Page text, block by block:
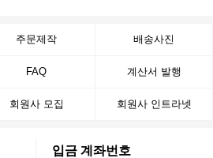
주문제작 배송사진
FAQ 계산서 발행
회원사 모집 회원사 인트라넷
입금 계좌번호